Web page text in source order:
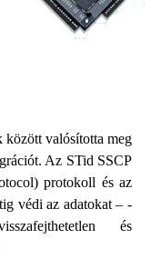
között valósította meg
Az STid SSCP
protokoll és az
védi az adatokat – -
és